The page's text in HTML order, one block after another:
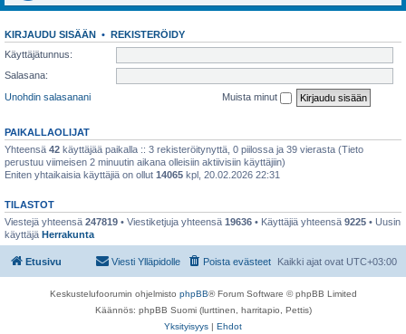
KIRJAUDU SISÄÄN • REKISTERÖIDY
Käyttäjätunnus:
Salasana:
Unohdin salasanani
Muista minut
PAIKALLAOLIJAT
Yhteensä 42 käyttäjää paikalla :: 3 rekisteröitynyttä, 0 piilossa ja 39 vierasta (Tieto
perustuu viimeisen 2 minuutin aikana olleisiin aktiivisiin käyttäjiin)
Eniten yhtaikaisia käyttäjiä on ollut 14065 kpl, 20.02.2026 22:31
TILASTOT
Viestejä yhteensä 247819 • Viestiketjuja yhteensä 19636 • Käyttäjiä yhteensä 9225 • Uusin
käyttäjä Herrakunta
Etusivu Kaikki ajat ovat UTC+03:00
Poista evästeet
Viesti Ylläpidolle
Keskustelufoorumin ohjelmisto phpBB® Forum Software © phpBB Limited
Käännös: phpBB Suomi (lurttinen, harritapio, Pettis)
Yksityisyys | Ehdot